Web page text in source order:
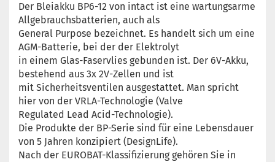
Der Bleiakku BP6-12 von intact ist eine wartungsarme
Allgebrauchsbatterien, auch als
General Purpose bezeichnet. Es handelt sich um eine
AGM-Batterie, bei der der Elektrolyt
in einem Glas-Faservlies gebunden ist. Der 6V-Akku,
bestehend aus 3x 2V-Zellen und ist
mit Sicherheitsventilen ausgestattet. Man spricht
hier von der VRLA-Technologie (Valve
Regulated Lead Acid-Technologie).
Die Produkte der BP-Serie sind für eine Lebensdauer
von 5 Jahren konzipiert (DesignLife).
Nach der EUROBAT-Klassifizierung gehören Sie in